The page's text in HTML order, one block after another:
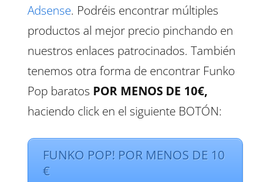
Adsense. Podréis encontrar múltiples
productos al mejor precio pinchando en
nuestros enlaces patrocinados. También
tenemos otra forma de encontrar Funko
Pop baratos POR MENOS DE 10€,
haciendo click en el siguiente BOTÓN:
FUNKO POP! POR MENOS DE 10
€